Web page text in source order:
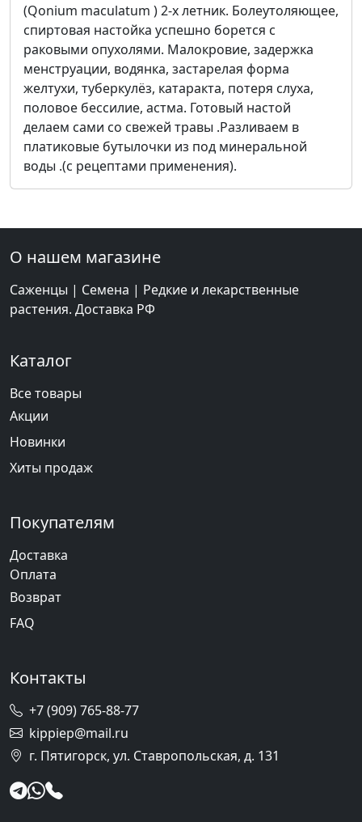
(Qonium maculatum ) 2-х летник. Болеутоляющее,
спиртовая настойка успешно борется с
раковыми опухолями. Малокровие, задержка
менструации, водянка, застарелая форма
желтухи, туберкулёз, катаракта, потеря слуха,
половое бессилие, астма. Готовый настой
делаем сами со свежей травы .Разливаем в
платиковые бутылочки из под минеральной
воды .(с рецептами применения).
О нашем магазине
Саженцы | Семена | Редкие и лекарственные
растения. Доставка РФ
Каталог
Все товары
Акции
Новинки
Хиты продаж
Покупателям
Доставка
Оплата
Возврат
FAQ
Контакты
+7 (909) 765-88-77
kippiep@mail.ru
г. Пятигорск, ул. Ставропольская, д. 131